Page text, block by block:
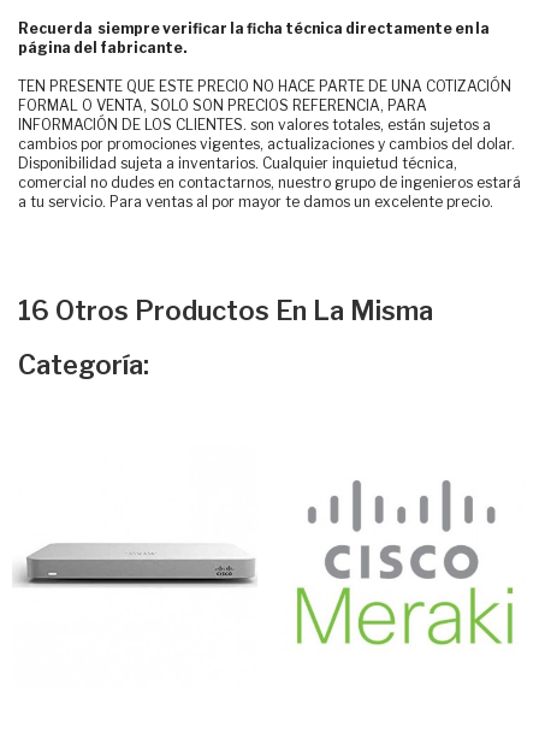
Recuerda siempre verificar la ficha técnica directamente en la
página del fabricante.
TEN PRESENTE QUE ESTE PRECIO NO HACE PARTE DE UNA COTIZACIÓN
FORMAL O VENTA, SOLO SON PRECIOS REFERENCIA, PARA
INFORMACIÓN DE LOS CLIENTES. son valores totales, están sujetos a
cambios por promociones vigentes, actualizaciones y cambios del dolar.
Disponibilidad sujeta a inventarios. Cualquier inquietud técnica,
comercial no dudes en contactarnos, nuestro grupo de ingenieros estará
a tu servicio. Para ventas al por mayor te damos un excelente precio.
16 Otros Productos En La Misma
Categoría: